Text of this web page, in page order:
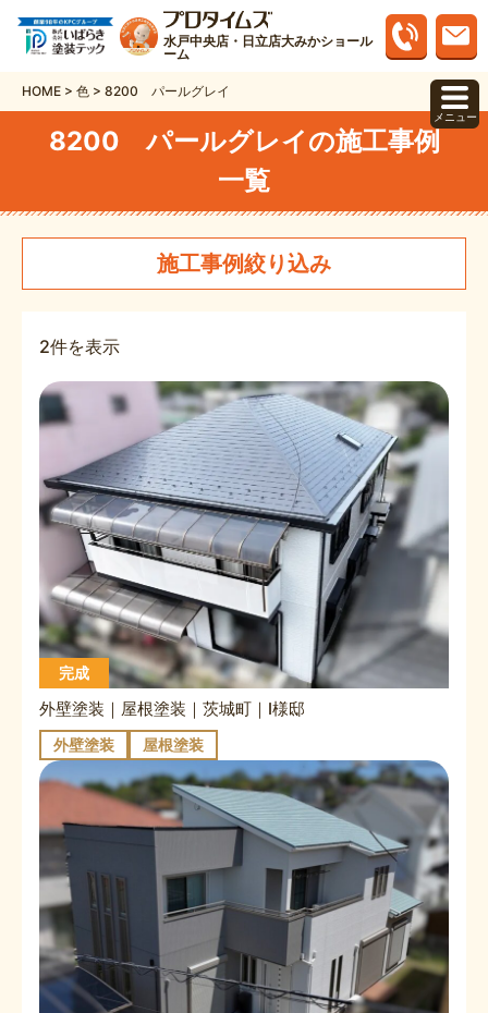
水戸中央店・日立店大みかショール
ーム
HOME > 色 > 8200 パールグレイ
8200 パールグレイの施工事例
一覧
施工事例絞り込み
2件を表示
完成
外壁塗装｜屋根塗装｜茨城町｜I様邸
外壁塗装 屋根塗装
メニュー